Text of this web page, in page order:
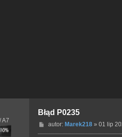
A7
Błąd P0235
P
o
autor: Marek218» 01 lip